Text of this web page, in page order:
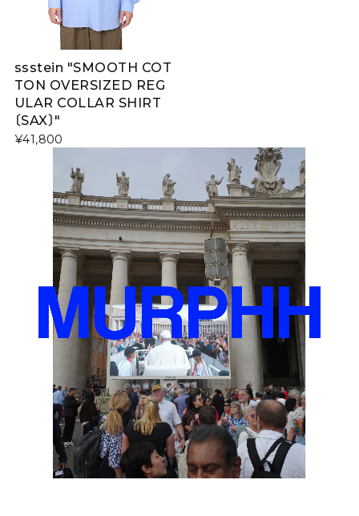
ssstein "SMOOTH COT
TON OVERSIZED REG
ULAR COLLAR SHIRT
〔SAX〕"
¥41,800